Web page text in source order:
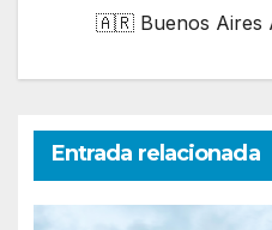
🇦🇷 Buenos Aires
Entrada relacionada